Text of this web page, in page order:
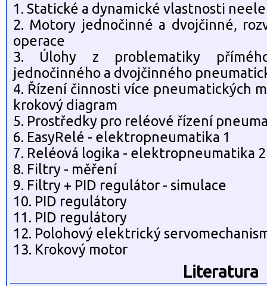
1. Statické a dynamické vlastnosti
2. Motory jednočinné a dvojčinné,
operace
3. Úlohy z problematiky
jednočinného a dvojčinného
4. Řízení činnosti více pneumatických
krokový diagram
5. Prostředky pro reléové řízení
6. EasyRelé - elektropneumatika 1
7. Reléová logika - elektropneumatika 2
8. Filtry - měření
9. Filtry + PID regulátor - simulace
10. PID regulátory
11. PID regulátory
12. Polohový elektrický
13. Krokový motor
Literatura